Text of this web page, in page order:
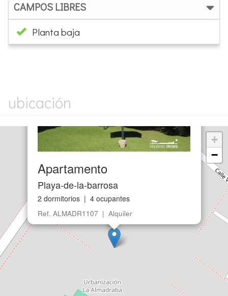
CAMPOS LIBRES
Planta baja
ubicación
Apartamento
Playa-de-la-barrosa
2 dormitorios | 4 ocupantes
Ref. ALMADR1107 | Alquiler
+
−